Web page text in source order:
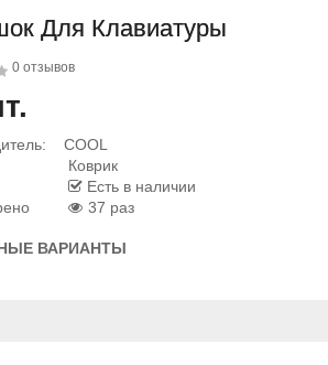
Для Клавиатуры
0 отзывов
COOL
Коврик
Есть в наличии
37 раз
ВАРИАНТЫ